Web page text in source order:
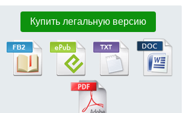
Купить легальную версию